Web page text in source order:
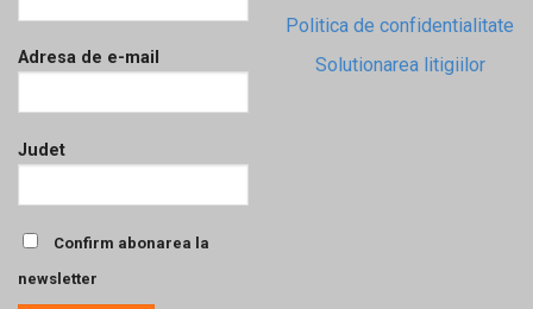
Adresa de e-mail
Judet
Confirm abonarea la
newsletter
Politica de confidentialitate
Solutionarea litigiilor